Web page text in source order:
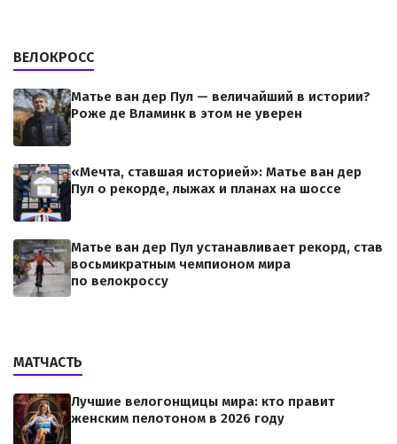
ВЕЛОКРОСС
Матье ван дер Пул — величайший в истории?
Роже де Вламинк в этом не уверен
«Мечта, ставшая историей»: Матье ван дер
Пул о рекорде, лыжах и планах на шоссе
Матье ван дер Пул устанавливает рекорд, став
восьмикратным чемпионом мира
по велокроссу
МАТЧАСТЬ
Лучшие велогонщицы мира: кто правит
женским пелотоном в 2026 году